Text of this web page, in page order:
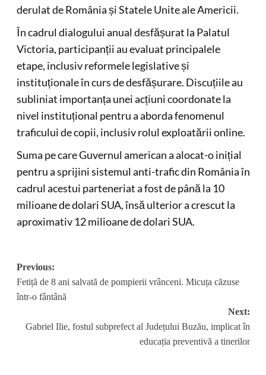
derulat de România și Statele Unite ale Americii.
În cadrul dialogului anual desfășurat la Palatul
Victoria, participanții au evaluat principalele
etape, inclusiv reformele legislative și
instituționale în curs de desfășurare. Discuțiile au
subliniat importanța unei acțiuni coordonate la
nivel instituțional pentru a aborda fenomenul
traficului de copii, inclusiv rolul exploatării online.
Suma pe care Guvernul american a alocat-o inițial
pentru a sprijini sistemul anti-trafic din România în
cadrul acestui parteneriat a fost de până la 10
milioane de dolari SUA, însă ulterior a crescut la
aproximativ 12 milioane de dolari SUA.
Post
navigation
Previous:
Fetiță de 8 ani salvată de pompierii vrânceni. Micuța căzuse
într-o fântână
Next:
Gabriel Ilie, fostul subprefect al Județului Buzău, implicat în
educația preventivă a tinerilor